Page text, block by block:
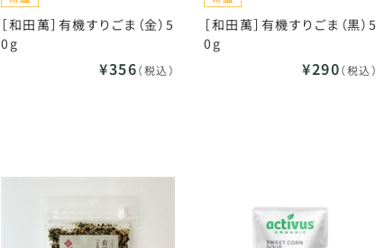
［和田萬］有機すりごま（金）5
0g
¥356（税込）
［和田萬］有機すりごま（黒）5
0g
¥290（税込）